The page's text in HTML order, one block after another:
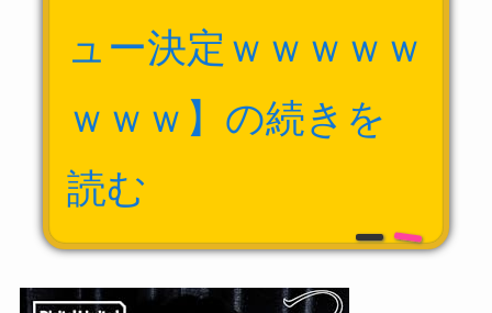
ュー決定ｗｗｗｗｗ
ｗｗｗ】の続きを
読む